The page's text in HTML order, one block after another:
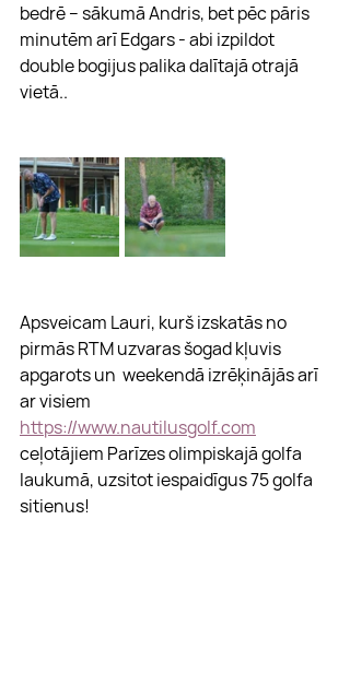
bedrē – sākumā Andris, bet pēc pāris
minutēm arī Edgars - abi izpildot
double bogijus palika dalītajā otrajā
vietā..
Apsveicam Lauri, kurš izskatās no
pirmās RTM uzvaras šogad kļuvis
apgarots un  weekendā izrēķinājās arī
ar visiem
https://www.nautilusgolf.com
ceļotājiem Parīzes olimpiskajā golfa
laukumā, uzsitot iespaidīgus 75 golfa
sitienus!